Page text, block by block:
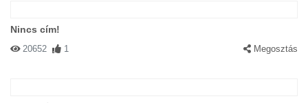
Nincs cím!
20652 1 Megosztás